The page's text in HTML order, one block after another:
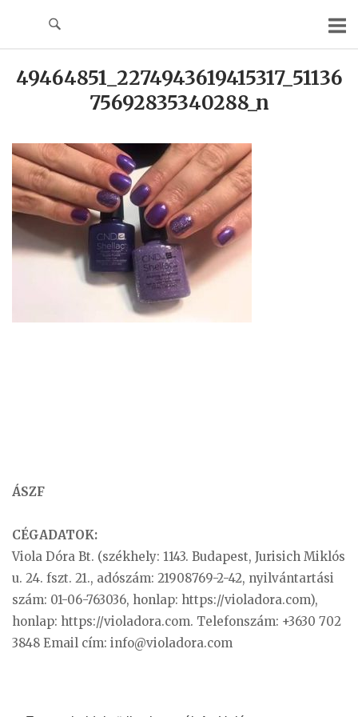
49464851_2274943619415317_51136
75692835340288_n
ÁSZF
CÉGADATOK:
Viola Dóra Bt. (székhely: 1143. Budapest, Jurisich Miklós
u. 24. fszt. 21., adószám: 21908769-2-42, nyilvántartási
szám: 01-06-763036, honlap: https://violadora.com),
honlap: https://violadora.com. Telefonszám: +3630 702
3848 Email cím: info@violadora.com